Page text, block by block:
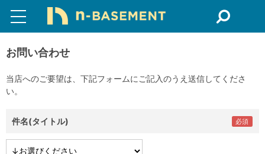
お問い合わせ
当店へのご要望は、下記フォームにご記入のうえ送信してくださ
い。
件名(タイトル)